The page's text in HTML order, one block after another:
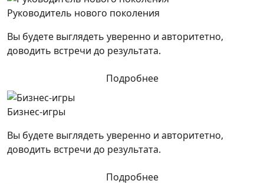
Руководитель нового поколения
Вы будете выглядеть уверенно и авторитетно,
доводить встречи до результата.
Подробнее
Бизнес-игры
Вы будете выглядеть уверенно и авторитетно,
доводить встречи до результата.
Подробнее